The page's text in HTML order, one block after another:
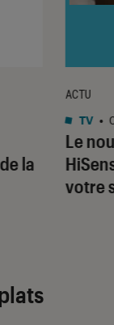
la
Le
votre
ACTU
TV •